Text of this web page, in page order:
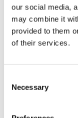
our social media,
may combine it
provided to them
of their services.
Selection
Necessary
Meschac Gaba
Ellen Gallagher
Isa Genzken
Fabian Ginsberg